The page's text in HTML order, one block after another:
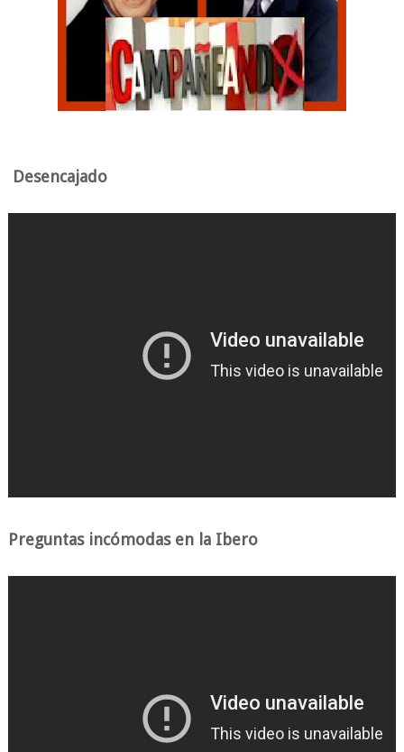
Desencajado
Preguntas incómodas en la Ibero